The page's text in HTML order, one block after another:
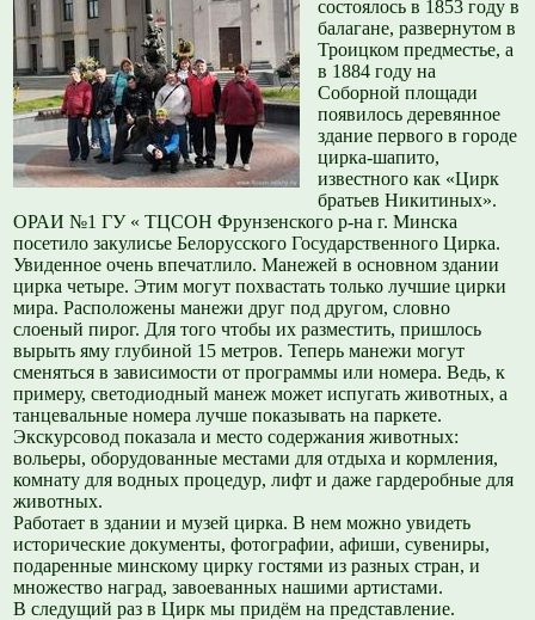
состоялось в 1853 году в
балагане, развернутом в
Троицком предместье, а
в 1884 году на
Соборной площади
появилось деревянное
здание первого в городе
цирка-шапито,
известного как «Цирк
братьев Никитиных».
ОРАИ №1 ГУ « ТЦСОН Фрунзенского р-на г. Минска
посетило закулисье Белорусского Государственного Цирка.
Увиденное очень впечатлило. Манежей в основном здании
цирка четыре. Этим могут похвастать только лучшие цирки
мира. Расположены манежи друг под другом, словно
слоеный пирог. Для того чтобы их разместить, пришлось
вырыть яму глубиной 15 метров. Теперь манежи могут
сменяться в зависимости от программы или номера. Ведь, к
примеру, светодиодный манеж может испугать животных, а
танцевальные номера лучше показывать на паркете.
Экскурсовод показала и место содержания животных:
вольеры, оборудованные местами для отдыха и кормления,
комнату для водных процедур, лифт и даже гардеробные для
животных.
Работает в здании и музей цирка. В нем можно увидеть
исторические документы, фотографии, афиши, сувениры,
подаренные минскому цирку гостями из разных стран, и
множество наград, завоеванных нашими артистами.
В следущий раз в Цирк мы придём на представление.